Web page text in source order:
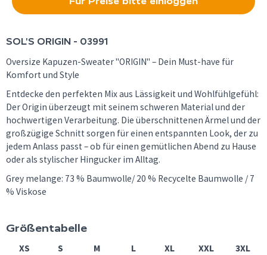
SOL'S ORIGIN - 03991
Oversize Kapuzen-Sweater "ORIGIN" – Dein Must-have für
Komfort und Style
Entdecke den perfekten Mix aus Lässigkeit und Wohlfühlgefühl:
Der Origin überzeugt mit seinem schweren Material und der
hochwertigen Verarbeitung. Die überschnittenen Ärmel und der
großzügige Schnitt sorgen für einen entspannten Look, der zu
jedem Anlass passt – ob für einen gemütlichen Abend zu Hause
oder als stylischer Hingucker im Alltag.
Grey melange: 73 % Baumwolle/ 20 % Recycelte Baumwolle / 7
% Viskose
Größentabelle
XS S M L XL XXL 3XL